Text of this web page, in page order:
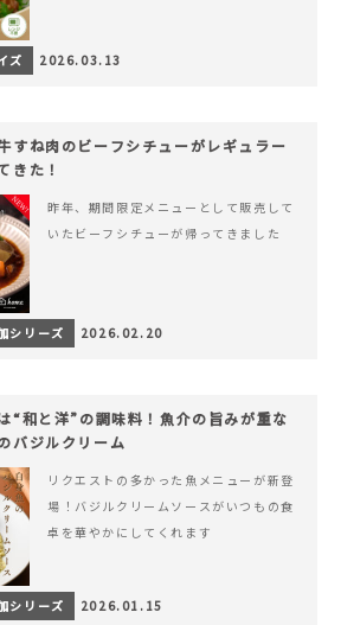
ズ 2026.03.13
すね肉のビーフシチューがレギュラー
きた！
昨年、期間限定メニューとして販売して
いたビーフシチューが帰ってきました
シリーズ 2026.02.20
“和と洋”の調味料！魚介の旨みが重な
バジルクリーム
リクエストの多かった魚メニューが新登
場！バジルクリームソースがいつもの食
卓を華やかにしてくれます
シリーズ 2026.01.15